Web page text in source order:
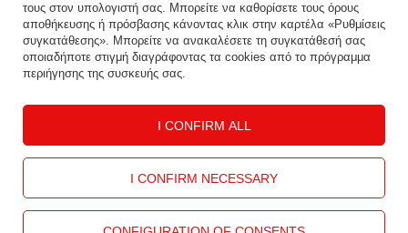
ΒΟΉΘΕΙΑ
Ο ΛΟΓΑΡΙΑΣΜΌΣ ΜΟΥ
ΠΛΗΡΟΦΟΡΊΕΣ
τους στον υπολογιστή σας. Μπορείτε να καθορίσετε τους όρους
αποθήκευσης ή πρόσβασης κάνοντας κλικ στην καρτέλα «Ρυθμίσεις
συγκατάθεσης». Μπορείτε να ανακαλέσετε τη συγκατάθεσή σας
οποιαδήποτε στιγμή διαγράφοντας τα cookies από το πρόγραμμα
περιήγησης της συσκευής σας.
I CONFIRM NECESSARY
I CONFIRM ALL